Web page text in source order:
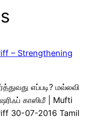
– Strengthening
எப்படி? மவ்லவி
காஸிமீ | Mufti
30-07-2016 Tamil